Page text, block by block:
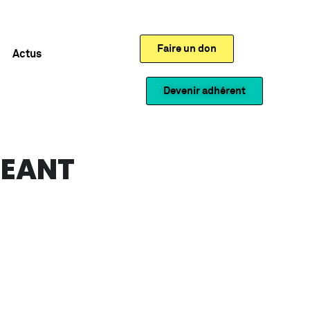
Actus Faire un don
Devenir adhérent